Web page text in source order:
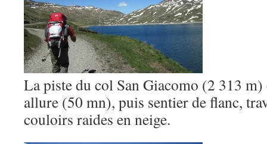
La piste du col San Giacomo (2 313 m)
allure (50 mn), puis sentier de flanc,
couloirs raides en neige.